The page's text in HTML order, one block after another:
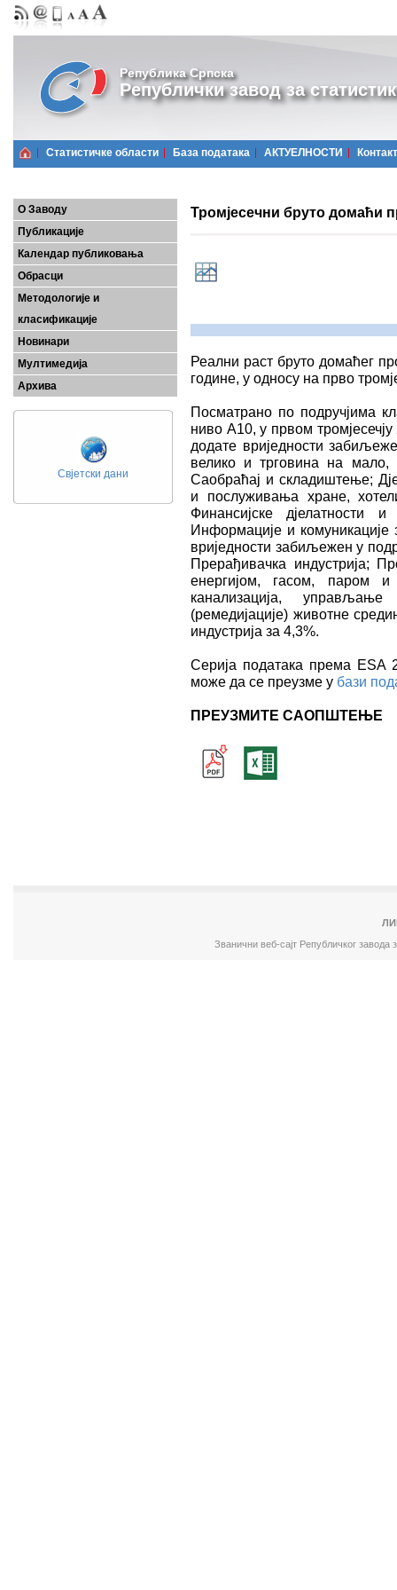
Република Српска
Републички завод за
Статистичке области Базa података АКТУЕЛНОСТИ Контакт
О Заводу
Публикације
Календар публиковања
Обрасци
Методологије и
класификације
Новинари
Мултимедија
Архива
Свјетски дани
Тромјесечни бруто домаћи
Реални раст бруто домаћег
године, у односу на прво
Посматрано по подручјима
ниво А10, у првом
додате вриједности
велико и трговина на мало,
Саобраћај и складиштење;
и послуживања хране,
Финансијске дјелатности
Информације и комуникације
вриједности забиљежен у
Прерађивачка индустрија;
енергијом, гасом, паром и
канализација,
(ремедијације) животне
индустрија за 4,3%.
Серија података према ESA
може да се преузме у бази
ПРЕУЗМИТЕ САОПШТЕЊЕ
Званични веб-сајт Републичког